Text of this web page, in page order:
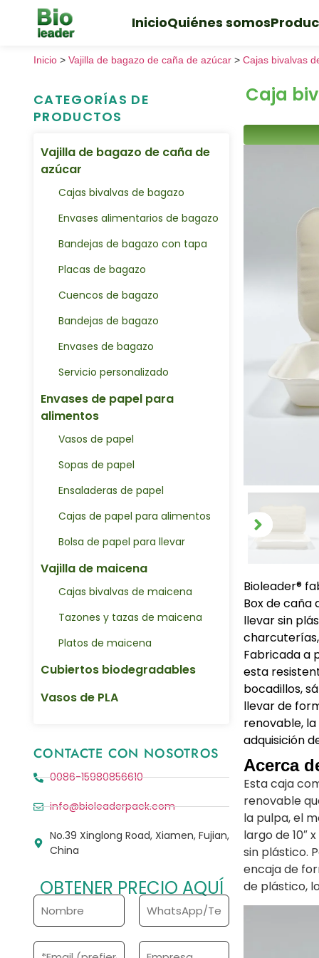
InicioQuiénes somos
Inicio > Vajilla de bagazo de caña de azúcar > Cajas bivalvas
CATEGORÍAS DE
PRODUCTOS
Vajilla de bagazo de caña de
azúcar
Cajas bivalvas de bagazo
Envases alimentarios de bagazo
Bandejas de bagazo con tapa
Placas de bagazo
Cuencos de bagazo
Bandejas de bagazo
Envases de bagazo
Servicio personalizado
Envases de papel para
alimentos
Vasos de papel
Sopas de papel
Ensaladeras de papel
Cajas de papel para alimentos
Bolsa de papel para llevar
Vajilla de maicena
Cajas bivalvas de maicena
Tazones y tazas de maicena
Platos de maicena
Cubiertos biodegradables
Vasos de PLA
CONTACTE CON NOSOTROS
0086-15980856610
info@bioleaderpack.com
No.39 Xinglong Road, Xiamen, Fujian,
China
OBTENER PRECIO AQUÍ
N
m
b
T
l
é
C
E
Caja
Bioleader®
Box de caña
llevar sin
Fabricada a
esta
bocadillos,
llevar de
renovable,
adquisición
Acerca
Esta caja
renovable
la pulpa, el
largo de 10″
sin plástico.
encaja de
de plástico,